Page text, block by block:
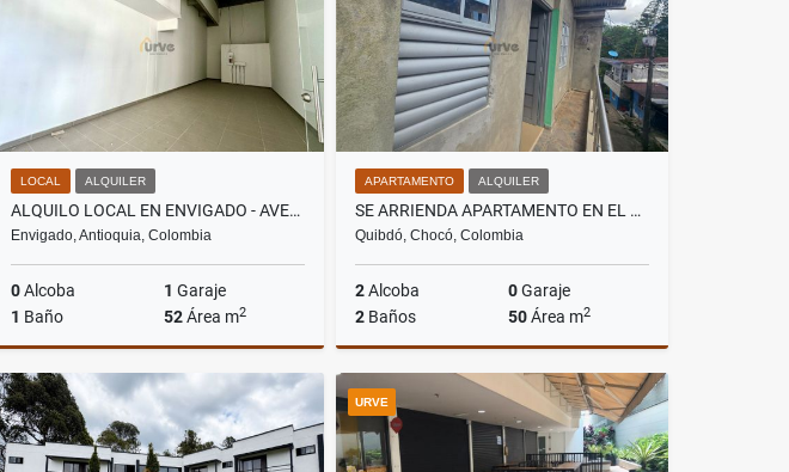
LOCAL ALQUILER
ALQUILO LOCAL EN ENVIGADO - AVENIDA LAS VEGAS
Envigado, Antioquia, Colombia
0Alcoba 1 Garaje
1 Baño 52Área m2
Alquiler
$4.900.000
APARTAMENTO ALQUILER
SE ARRIENDA APARTAMENTO EN EL BARRIO ZONA MINERA EN QUIBDO
Quibdó, Chocó, Colombia
2Alcoba 0Garaje
2 Baños 50Área m2
Alquiler
$750.000
URVE